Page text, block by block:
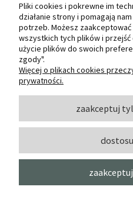
Internetowy sklep
SZTUKMANIA.
małych i dużych
O
MOJE
Pliki cookies i pokrewne im
działanie strony i pomagają
potrzeb. Możesz
wszystkich tych plików i
użycie plików do swoich
zgody".
Więcej o plikach cookies
prywatności.
zaakceptuj